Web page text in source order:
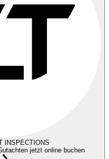
INSPECTIONS
jetzt online buchen